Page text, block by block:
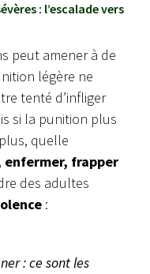
: l’escalade vers
peut amener à de
légère ne
tenté d’infliger
si la punition plus
quelle
enfermer, frapper
des adultes
:
: ce sont les